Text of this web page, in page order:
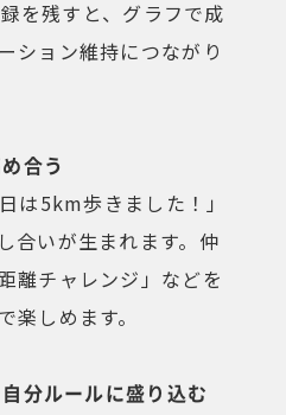
を残すと、グラフで成
ション維持につながり
合う
は5km歩きました！」
合いが生まれます。仲
離チャレンジ」などを
楽しめます。
分ルールに盛り込む